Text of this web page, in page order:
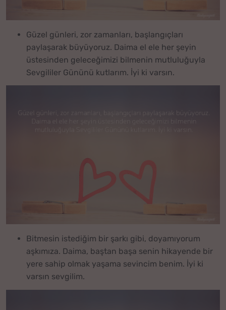
Güzel günleri, zor zamanları, başlangıçları
paylaşarak büyüyoruz. Daima el ele her şeyin
üstesinden geleceğimizi bilmenin mutluluğuyla
Sevgililer Gününü kutlarım. İyi ki varsın.
Bitmesin istediğim bir şarkı gibi, doyamıyorum
aşkımıza. Daima, baştan başa senin hikayende bir
yere sahip olmak yaşama sevincim benim. İyi ki
varsın sevgilim.